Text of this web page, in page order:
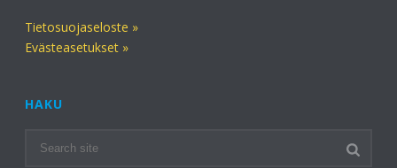
Tietosuojaseloste »
Evästeasetukset »
HAKU